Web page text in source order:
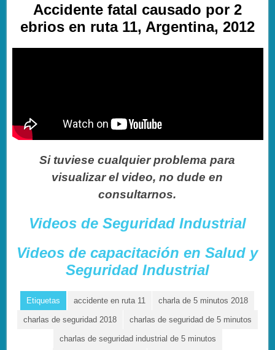
Accidente fatal causado por 2
ebrios en ruta 11, Argentina, 2012
Si tuviese cualquier problema para
visualizar el video, no dude en
consultarnos.
Videos de Seguridad Industrial
Videos de capacitación en Salud y
Seguridad Industrial
Etiquetas accidente en ruta 11 charla de 5 minutos 2018
charlas de seguridad 2018 charlas de seguridad de 5 minutos
charlas de seguridad industrial de 5 minutos